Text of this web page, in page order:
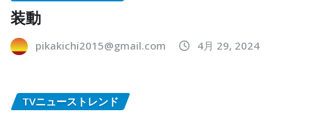
装動
pikakichi2015@gmail.com 4月 29, 2024
TVニューストレンド